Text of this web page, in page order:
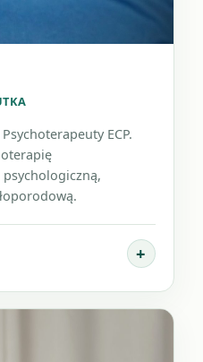
ECP.